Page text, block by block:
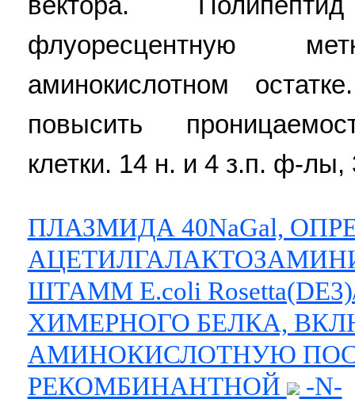
флуоресцентную
аминокислотном
повысить
клетки. 14 н. и 4 з.п. ф-лы,
ПЛАЗМИДА 40NaGal,
ШТАММ E.coli
ХИМЕРНОГО БЕЛКА,
АМИНОКИСЛОТНУЮ
РЕКОМБИНАНТНОЙ
-N-